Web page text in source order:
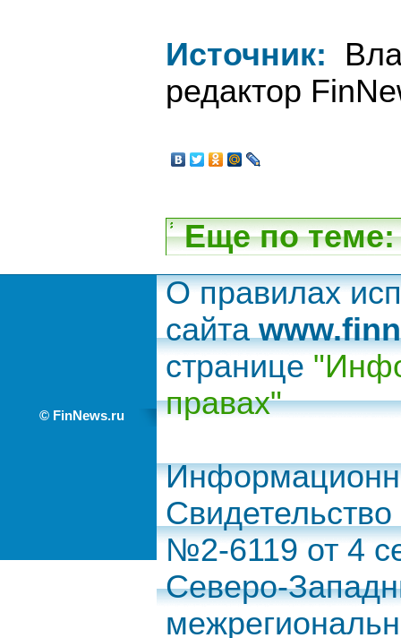
Источник:
редактор
Еще по теме:
© FinNews.ru
О правилах
сайта
странице
правах"
№2-6119 от 4
Северо-